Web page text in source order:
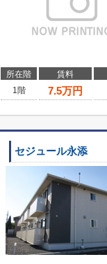
所在階 賃料
1階
7.5万円
セジュール永添